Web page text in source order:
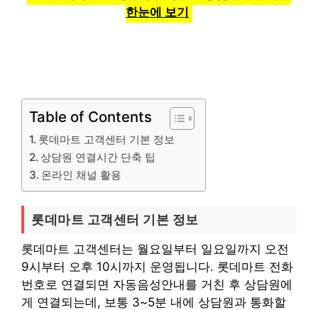
한눈에 보기
Table of Contents
롯데마트 고객센터 기본 정보
상담원 연결시간 단축 팁
온라인 채널 활용
롯데마트 고객센터 기본 정보
롯데마트 고객센터는 월요일부터 일요일까지 오전
9시부터 오후 10시까지 운영됩니다. 롯데마트 전화
번호로 연결되면 자동음성안내를 거친 후 상담원에
게 연결되는데, 보통 3~5분 내에 상담원과 통화할